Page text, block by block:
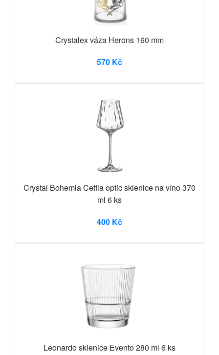
Crystalex váza Herons 160 mm
570 Kč
Crystal Bohemia Cettia optic sklenice na víno 370
ml 6 ks
400 Kč
Leonardo sklenice Evento 280 ml 6 ks